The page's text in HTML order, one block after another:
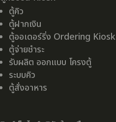
ตู้คิว
ตู้ฝากเงิน
ตู้ออเดอร์ริ่ง Ordering Kiosk
ตู้จ่ายชำระ
รับผลิต ออกแบบ โครงตู้
ระบบคิว
ตู้สั่งอาหาร